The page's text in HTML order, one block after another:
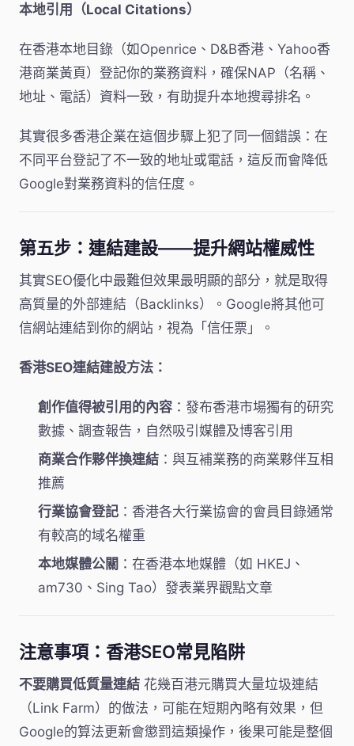
本地引用（Local Citations）
在香港本地目錄（如Openrice、D&B香港、Yahoo香
港商業黃頁）登記你的業務資料，確保NAP（名稱、
地址、電話）資料一致，有助提升本地搜尋排名。
其實很多香港企業在這個步驟上犯了同一個錯誤：在
不同平台登記了不一致的地址或電話，這反而會降低
Google對業務資料的信任度。
第五步：連結建設——提升網站權威性
其實SEO優化中最難但效果最明顯的部分，就是取得
高質量的外部連結（Backlinks）。Google將其他可
信網站連結到你的網站，視為「信任票」。
香港SEO連結建設方法：
創作值得被引用的內容 ：發布香港市場獨有的研究
數據、調查報告，自然吸引媒體及博客引用
商業合作夥伴換連結 ：與互補業務的商業夥伴互相
推薦
行業協會登記 ：香港各大行業協會的會員目錄通常
有較高的域名權重
本地媒體公關 ：在香港本地媒體（如 HKEJ、
am730、Sing Tao）發表業界觀點文章
注意事項：香港SEO常見陷阱
不要購買低質量連結 花幾百港元購買大量垃圾連結
（Link Farm）的做法，可能在短期內略有效果，但
Google的算法更新會懲罰這類操作，後果可能是整個